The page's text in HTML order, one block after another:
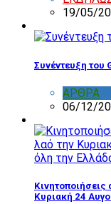
19/05/
Συνέντευξη
ΑΡΘΡΑ
06/12/
Κινητοποιήσεις
Κυριακή 24